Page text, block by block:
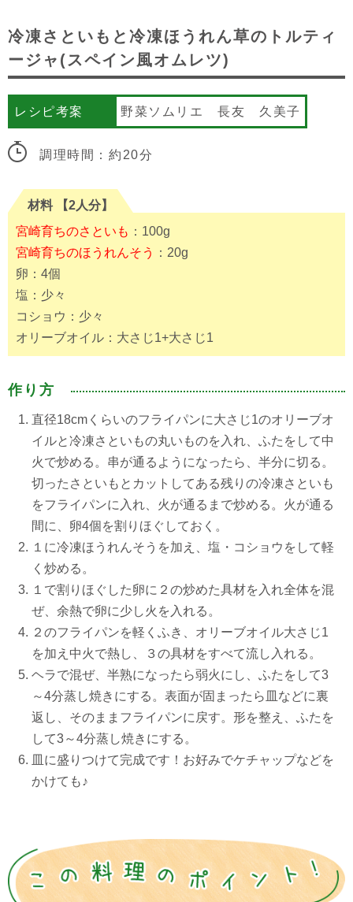
冷凍さといもと冷凍ほうれん草のトルティ
ージャ(スペイン風オムレツ)
レシピ考案 野菜ソムリエ 長友 久美子
調理時間：約20分
材料 【2人分】
宮崎育ちのさといも ：100g
宮崎育ちのほうれんそう
：20g
卵：4個
塩：少々
コショウ：少々
オリーブオイル：大さじ1+大さじ1
作り方
直径18cmくらいのフライパンに大さじ1のオリーブオ
イルと冷凍さといもの丸いものを入れ、ふたをして中
火で炒める。串が通るようになったら、半分に切る。
切ったさといもとカットしてある残りの冷凍さといも
をフライパンに入れ、火が通るまで炒める。火が通る
間に、卵4個を割りほぐしておく。
１に冷凍ほうれんそうを加え、塩・コショウをして軽
く炒める。
１で割りほぐした卵に２の炒めた具材を入れ全体を混
ぜ、余熱で卵に少し火を入れる。
２のフライパンを軽くふき、オリーブオイル大さじ1
を加え中火で熱し、３の具材をすべて流し入れる。
ヘラで混ぜ、半熟になったら弱火にし、ふたをして3
～4分蒸し焼きにする。表面が固まったら皿などに裏
返し、そのままフライパンに戻す。形を整え、ふたを
して3～4分蒸し焼きにする。
皿に盛りつけて完成です！お好みでケチャップなどを
かけても♪